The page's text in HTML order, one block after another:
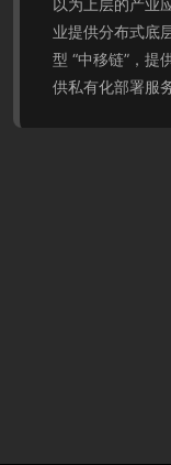
以为上层的产业
业提供分布式底
型 “中移链”，提
供私有化部署服务